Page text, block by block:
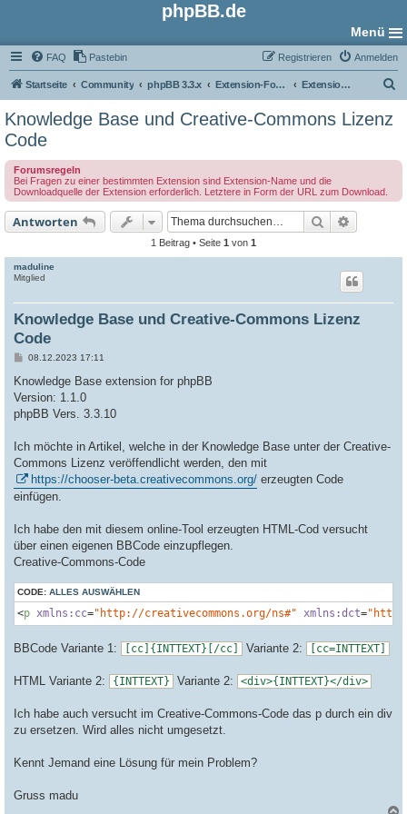
phpBB.de
Menü
FAQ Pastebin Anmelden
Registrieren
Startseite Community phpBB 3.3.x Extension-Foren Extension Support
Knowledge Base und Creative-Commons Lizenz
Code
Forumsregeln
Bei Fragen zu einer bestimmten Extension sind Extension-Name und die
Downloadquelle der Extension erforderlich. Letztere in Form der URL zum Download.
Antworten Suche
1 Beitrag • Seite 1 von 1
maduline
Mitglied
Knowledge Base und Creative-Commons Lizenz
Code
B
i
r
a
g
08.12.2023 17:11
Knowledge Base extension for phpBB
Version: 1.1.0
phpBB Vers. 3.3.10
Ich möchte in Artikel, welche in der Knowledge Base unter der Creative-
Commons Lizenz veröffendlicht werden, den mit
https://chooser-beta.creativecommons.org/ erzeugten Code
einfügen.
Ich habe den mit diesem online-Tool erzeugten HTML-Cod versucht
über einen eigenen BBCode einzupflegen.
Creative-Commons-Code
CODE: ALLES AUSWÄHLEN
<p xmlns:cc="http://creativecommons.org/ns#" xmlns:dct=
BBCode Variante 1: [cc]{INTTEXT}[/cc] Variante 2: [cc=INTTEXT]
HTML Variante 2: {INTTEXT} Variante 2: <div>{INTTEXT}</div>
Ich habe auch versucht im Creative-Commons-Code das p durch ein div
zu ersetzen. Wird alles nicht umgesetzt.
Kennt Jemand eine Lösung für mein Problem?
Gruss madu